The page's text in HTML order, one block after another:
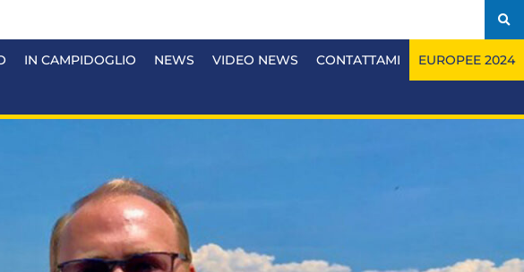
IN CAMPIDOGLIO NEWS VIDEO NEWS CONTATTAMI EUROPEE 2024